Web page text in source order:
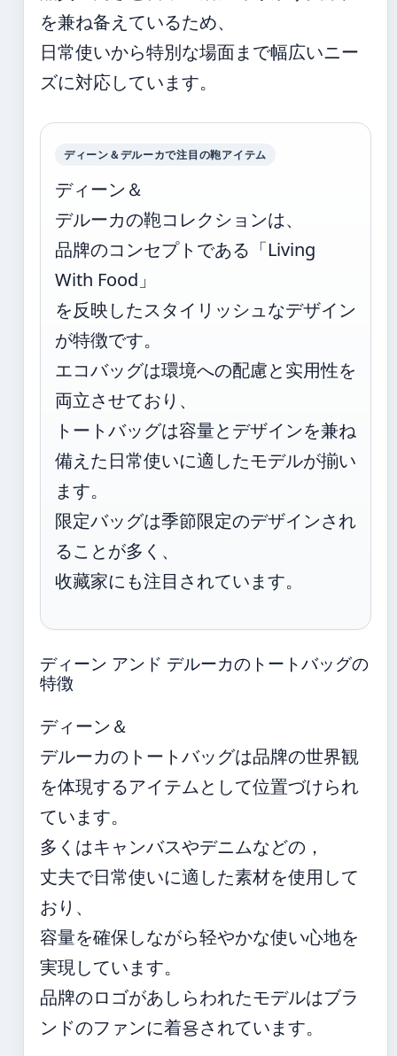
を兼ね备えているため、
日常使いから特別な場面まで幅広いニー
ズに対応しています。
ディーン＆デルーカで注目の鞄アイテム
ディーン＆
デルーカの鞄コレクションは、
品牌のコンセプトである「Living
With Food」
を反映したスタイリッシュなデザイン
が特徴です。
エコバッグは環境への配慮と实用性を
両立させており、
トートバッグは容量とデザインを兼ね
備えた日常使いに適したモデルが揃い
ます。
限定バッグは季節限定のデザインされ
ることが多く、
收藏家にも注目されています。
ディーン アンド デルーカのトートバッグの
特徴
ディーン＆
デルーカのトートバッグは品牌の世界観
を体現するアイテムとして位置づけられ
ています。
多くはキャンバスやデニムなどの，
丈夫で日常使いに適した素材を使用して
おり、
容量を確保しながら轻やかな使い心地を
実現しています。
品牌のロゴがあしらわれたモデルはブラ
ンドのファンに着용されています。